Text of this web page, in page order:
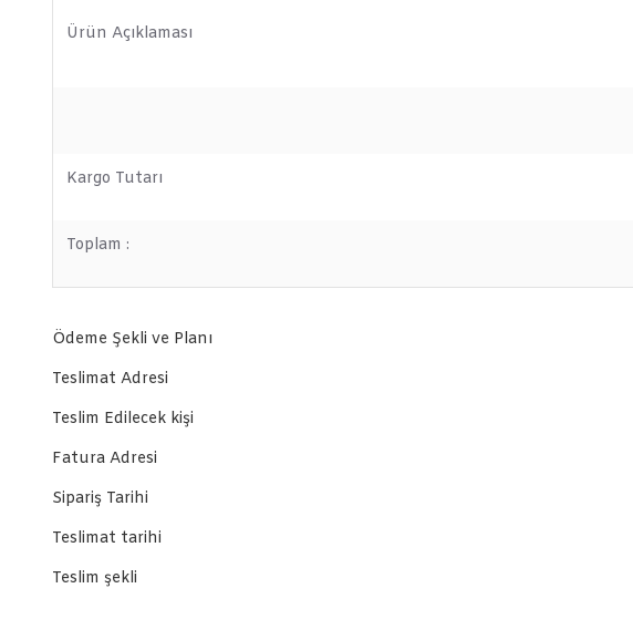
Ürün Açıklaması
Kargo Tutarı
Toplam :
Ödeme Şekli ve Planı
Teslimat Adresi
Teslim Edilecek kişi
Fatura Adresi
Sipariş Tarihi
Teslimat tarihi
Teslim şekli